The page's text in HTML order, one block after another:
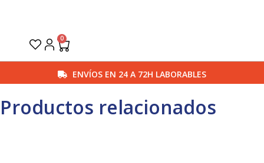
0
Carrito
ENVÍOS EN 24 A 72H LABORABLES
Productos relacionados